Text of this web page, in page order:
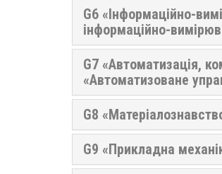
G6 «Інформаційно-
інформаційно-
G7 «Автоматизація,
«Автоматизоване
G8
G9 «Прикладна